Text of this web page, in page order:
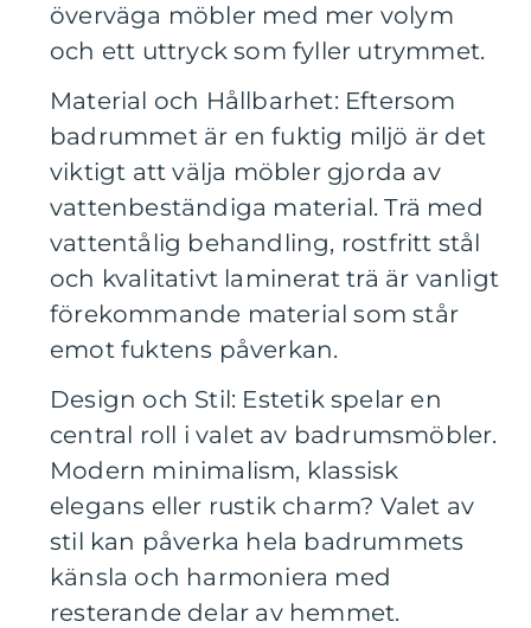
överväga möbler med mer volym
och ett uttryck som fyller utrymmet.
Material och Hållbarhet: Eftersom
badrummet är en fuktig miljö är det
viktigt att välja möbler gjorda av
vattenbeständiga material. Trä med
vattentålig behandling, rostfritt stål
och kvalitativt laminerat trä är vanligt
förekommande material som står
emot fuktens påverkan.
Design och Stil: Estetik spelar en
central roll i valet av badrumsmöbler.
Modern minimalism, klassisk
elegans eller rustik charm? Valet av
stil kan påverka hela badrummets
känsla och harmoniera med
resterande delar av hemmet.